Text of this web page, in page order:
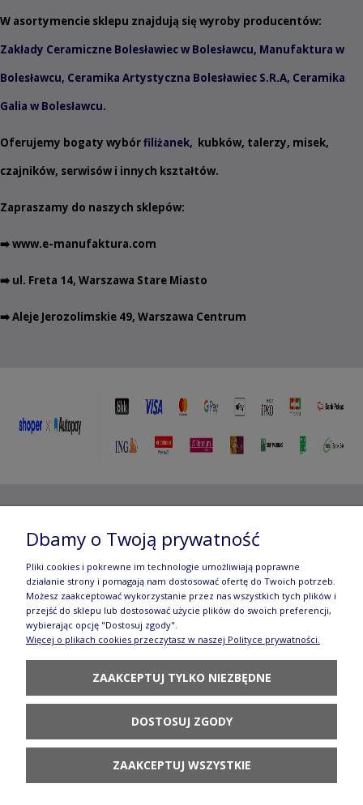
W asortymencie sklepu znajdują się wyroby producentów:
Zakłady Ceramiczne Bolesławiec w Bolesławcu, Manufaktura w
Bolesławcu, Ceramika Artystyczna Bolesławiec S.R.A, Ceramika
Galia w Bolesławcu.
Oferujemy bogaty wybórfiliżanek, kubków, talerzy, misek,
czajników, serwisów i innych kształtów.
Zapraszamy do naszych sklepów:
➡️www.e-manufaktura.com
➡️ ul. Freta 14, Warszawa Stare Miasto
➡️ Aleje Jerozolimskie 49, Warszawa Centrum
Jerozolimskie 49, 00-696 Warszawa | e-mail:
manufaktura.com|
Wszelkie prawa zastrzeżone. Fotografie oraz opisy zamieszczone
na stronie stanowią własność autora, kopiowanie, edycja,
rozpowszechnianie bez zgody autora zabronione.
Te treści objęte są prawem autorskim, a korzystanie z nich może
być negatywne w skutkach. Jeżeli chcesz uzyskać zgodę, napisz do
nas.
Dbamy o Twoją prywatność
Pliki cookies i pokrewne im technologie umożliwiają poprawne
działanie strony i pomagają nam dostosować ofertę do Twoich potrzeb.
Możesz zaakceptować wykorzystanie przez nas wszystkich tych plików i
przejść do sklepu lub dostosować użycie plików do swoich preferencji,
wybierając opcję "Dostosuj zgody".
Więcej o plikach cookies przeczytasz w naszej Polityce prywatności.
ZAAKCEPTUJ TYLKO NIEZBĘDNE
DOSTOSUJ ZGODY
ZAAKCEPTUJ WSZYSTKIE